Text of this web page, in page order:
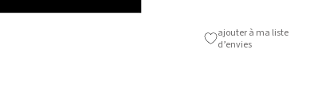
ajouter à ma liste
d’envies